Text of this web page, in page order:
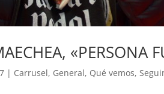
«PERSONA
| Carrusel, General, Qué vemos,